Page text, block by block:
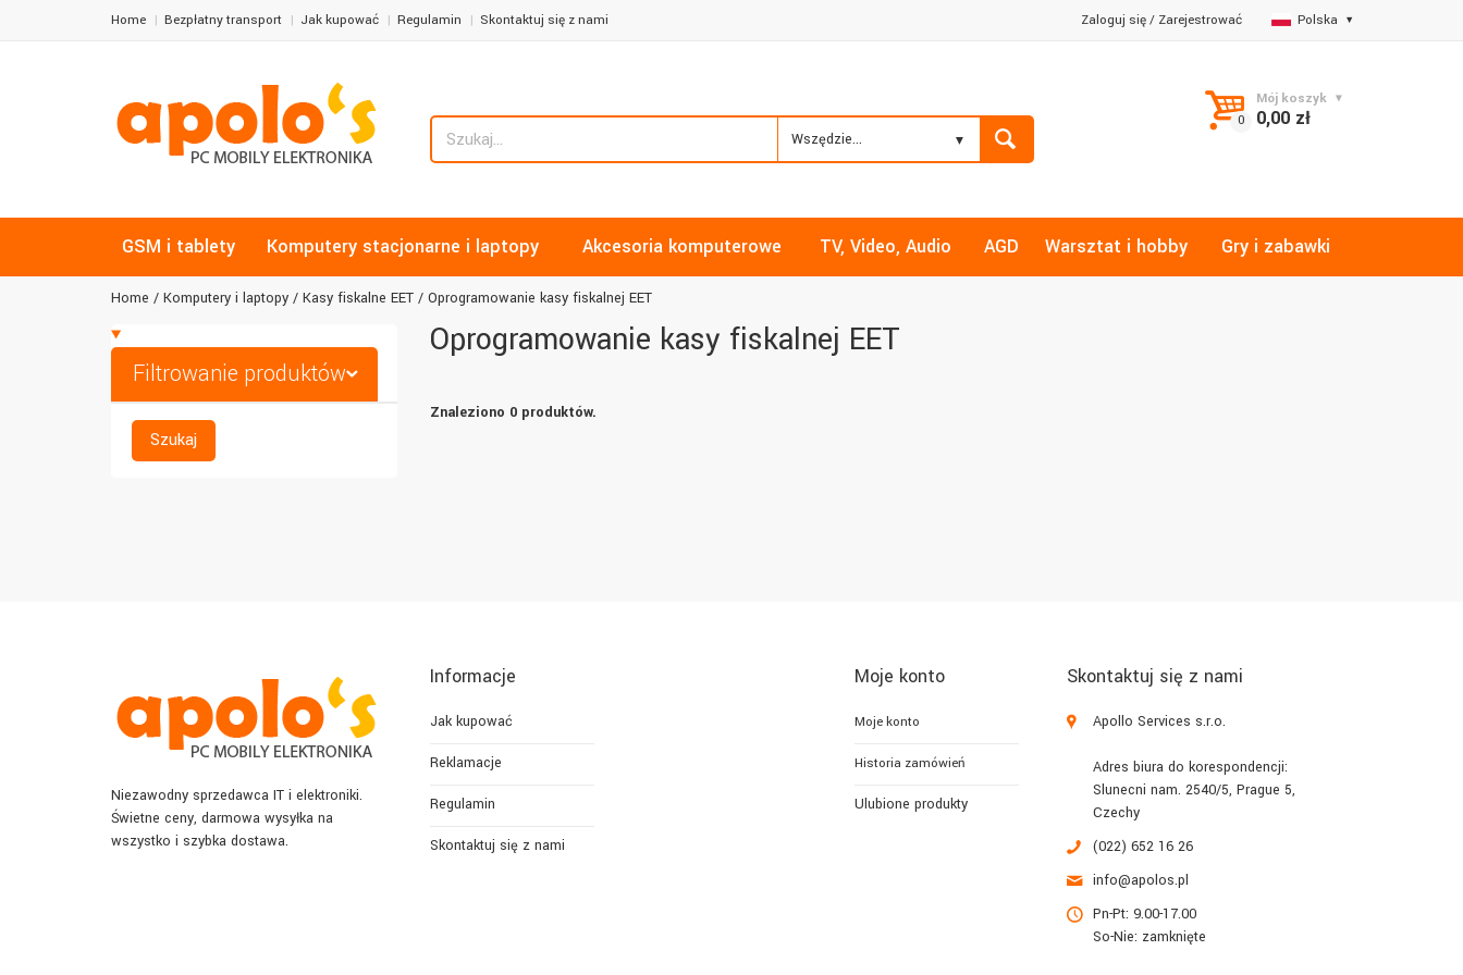
Home Bezpłatny transport Jak kupować Regulamin Skontaktuj się z nami Polska
Zaloguj się/ Zarejestrować
Wszędzie...
Mój koszyk
0,00 zł
GSM i tablety Komputery stacjonarne i laptopy Akcesoria komputerowe TV, Video, Audio AGD Warsztat i hobby Gry i zabawki
Home Komputery i laptopy Kasy fiskalne EET Oprogramowanie kasy fiskalnej EET
Filtrowanie produktów
Szukaj
Oprogramowanie kasy fiskalnej EET
Znaleziono 0 produktów.
Niezawodny sprzedawca IT i elektroniki.
Świetne ceny, darmowa wysyłka na
wszystko i szybka dostawa.
Informacje
Jak kupować
Reklamacje
Regulamin
Skontaktuj się z nami
Moje konto
Moje konto
Historia zamówień
Ulubione produkty
Skontaktuj się z nami
Apollo Services s.r.o.
Adres biura do korespondencji:
Slunecni nam. 2540/5, Prague 5,
Czechy
(022) 652 16 26
info@apolos.pl
Pn-Pt: 9.00-17.00
So-Nie: zamknięte